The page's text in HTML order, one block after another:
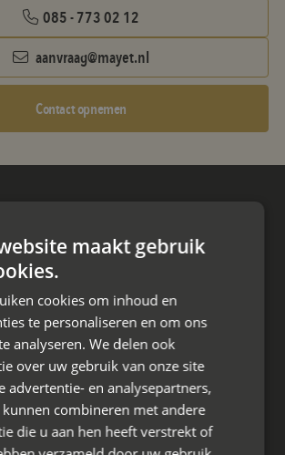
085 - 773 02 12
aanvraag@mayet.nl
Contact opnemen
4661 KZ Halsteren,
085 - 773 02 12
aanvraag@mayet.nl
Wat we doen
maakt gebruik
cookies om inhoud en
te personaliseren en om ons
analyseren. We delen ook
over uw gebruik van onze site
advertentie- en analysepartners,
kunnen combineren met andere
die u aan hen heeft verstrekt of